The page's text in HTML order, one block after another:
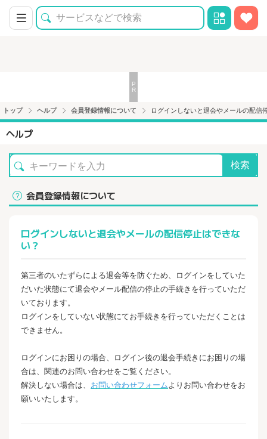
トップ ヘルプ 会員登録情報について ログインしないと退会やメールの配信
ヘルプ
検索
会員登録情報について
ログインしないと退会やメールの配信停止はできな
い？
第三者のいたずらによる退会等を防ぐため、ログインをしていた
だいた状態にて退会やメール配信の停止の手続きを行っていただ
いております。
ログインをしていない状態にてお手続きを行っていただくことは
できません。
ログインにお困りの場合、ログイン後の退会手続きにお困りの場
合は、関連のお問い合わせをご覧ください。
解決しない場合は、 お問い合わせフォームよりお問い合わせをお
願いいたします。